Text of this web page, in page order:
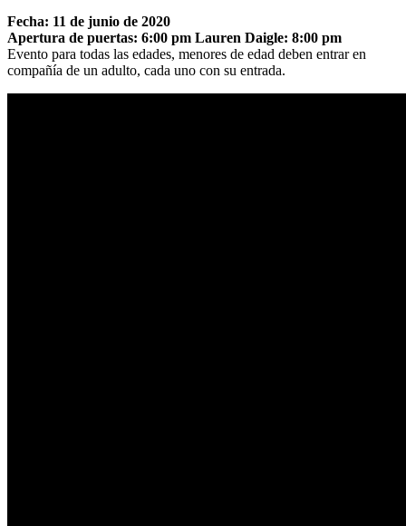
Fecha: 11 de junio de 2020
Apertura de puertas: 6:00 pm Lauren Daigle: 8:00 pm
Evento para todas las edades, menores de edad deben entrar en
compañía de un adulto, cada uno con su entrada.